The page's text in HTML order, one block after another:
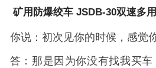
矿用防爆绞车 JSDB-30双速多
你说：初次见你的时候，感觉
答：那是因为你没有找我买车